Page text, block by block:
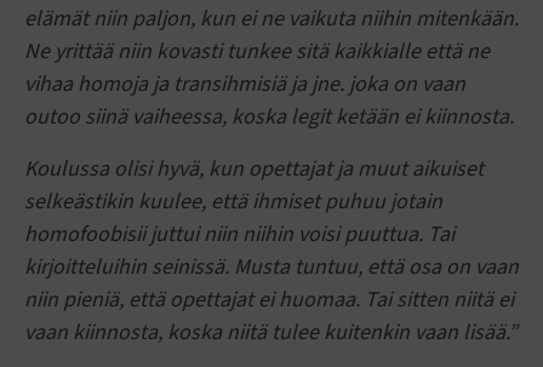
elämät niin paljon, kun ei ne vaikuta niihin mitenkään.
Ne yrittää niin kovasti tunkee sitä kaikkialle että ne
vihaa homoja ja transihmisiä ja jne. joka on vaan
outoo siinä vaiheessa, koska legit ketään ei kiinnosta.
Koulussa olisi hyvä, kun opettajat ja muut aikuiset
selkeästikin kuulee, että ihmiset puhuu jotain
homofoobisii juttui niin niihin voisi puuttua. Tai
kirjoitteluihin seinissä. Musta tuntuu, että osa on vaan
niin pieniä, että opettajat ei huomaa. Tai sitten niitä ei
vaan kiinnosta, koska niitä tulee kuitenkin vaan lisää.”